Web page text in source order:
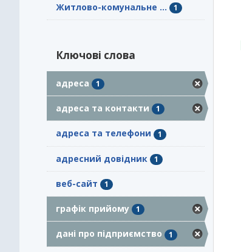
Житлово-комунальне ... 1
Ключові слова
адреса 1
адреса та контакти 1
адреса та телефони 1
адресний довідник 1
веб-сайт 1
графік прийому 1
дані про підприємство 1